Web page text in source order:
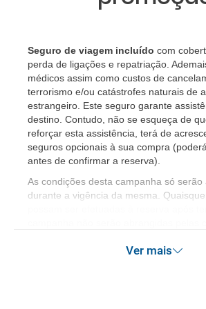
Seguro de viagem incluído com
perda de ligações e repatriação.
médicos assim como custos de
terrorismo e/ou catástrofes naturais de
estrangeiro. Este seguro garante
destino. Contudo, não se esqueça de
reforçar esta assistência, terá de
seguros opcionais à sua compra
antes de confirmar a reserva).
As condições desta campanha só serão
durante a vigência da mesma.
Ver mais